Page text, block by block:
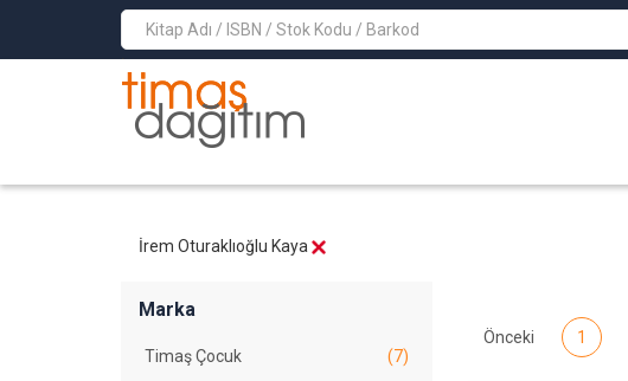
>
İrem Oturaklıoğlu Kaya
Marka
Timaş Çocuk
(7)
Önceki 1